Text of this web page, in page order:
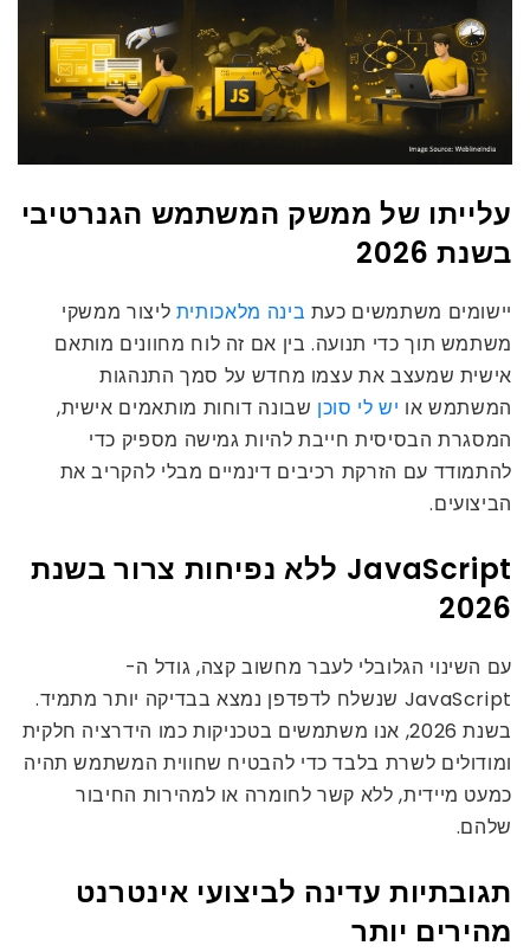
עלייתו של ממשק המשתמש הגנרטיבי
בשנת 2026
יישומים משתמשים כעת בינה מלאכותית ליצור ממשקי
משתמש תוך כדי תנועה. בין אם זה לוח מחוונים מותאם
אישית שמעצב את עצמו מחדש על סמך התנהגות
המשתמש או יש לי סוכן שבונה דוחות מותאמים אישית,
המסגרת הבסיסית חייבת להיות גמישה מספיק כדי
להתמודד עם הזרקת רכיבים דינמיים מבלי להקריב את
הביצועים.
JavaScript ללא נפיחות צרור בשנת
2026
עם השינוי הגלובלי לעבר מחשוב קצה, גודל ה-
JavaScript שנשלח לדפדפן נמצא בבדיקה יותר מתמיד.
בשנת 2026, אנו משתמשים בטכניקות כמו הידרציה חלקית
ומודולים לשרת בלבד כדי להבטיח שחווית המשתמש תהיה
כמעט מיידית, ללא קשר לחומרה או למהירות החיבור
שלהם.
תגובתיות עדינה לביצועי אינטרנט
מהירים יותר